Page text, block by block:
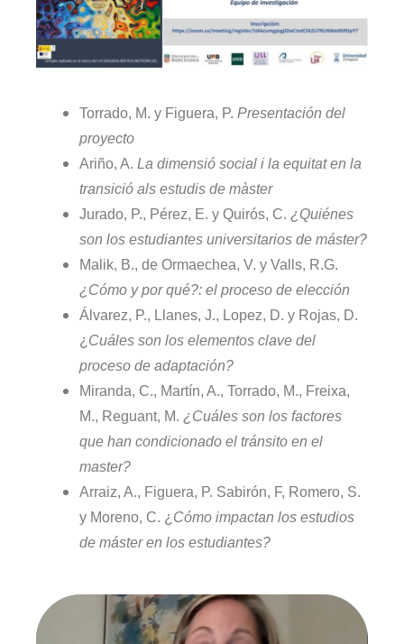
Torrado, M. y Figuera, P. Presentación del
proyecto
Ariño, A. La dimensió social i la equitat en la
transició als estudis de màster
Jurado, P., Pérez, E. y Quirós, C. ¿Quiénes
son los estudiantes universitarios de máster?
Malik, B., de Ormaechea, V. y Valls, R.G.
¿Cómo y por qué?: el proceso de elección
Álvarez, P., Llanes, J., Lopez, D. y Rojas, D.
¿ Cuáles son los elementos clave del
proceso de adaptación?
Miranda, C., Martín, A., Torrado, M., Freixa,
M., Reguant, M. ¿Cuáles son los factores
que han condicionado el tránsito en el
master?
Arraiz, A., Figuera, P. Sabirón, F, Romero, S.
y Moreno, C. ¿ Cómo impactan los estudios
de máster en los estudiantes?